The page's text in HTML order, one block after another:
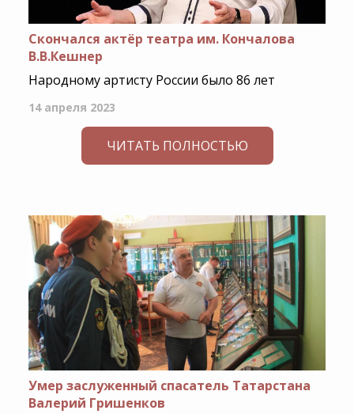
Скончался актёр театра им. Кончалова
В.В.Кешнер
Народному артисту России было 86 лет
14 апреля 2023
ЧИТАТЬ ПОЛНОСТЬЮ
Умер заслуженный спасатель Татарстана
Валерий Гришенков